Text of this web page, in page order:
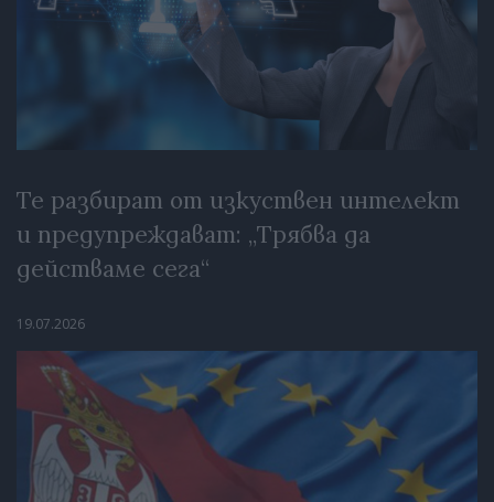
Те разбират от изкуствен интелект
и предупреждават: „Трябва да
действаме сега“
19.07.2026